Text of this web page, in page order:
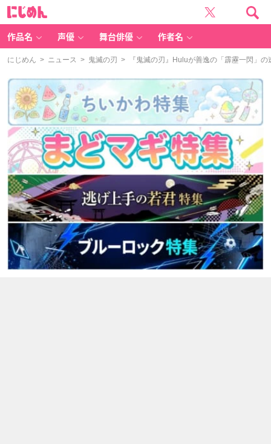
作品名 声優 舞台俳優 作者名
にじめん > ニュース > 鬼滅の刃 > 『鬼滅の刃』Huluが善逸の「霹靂一閃」